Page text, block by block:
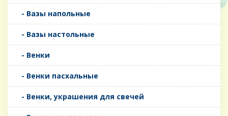
- Вазы напольные
- Вазы настольные
- Венки
- Венки пасхальные
- Венки, украшения для свечей